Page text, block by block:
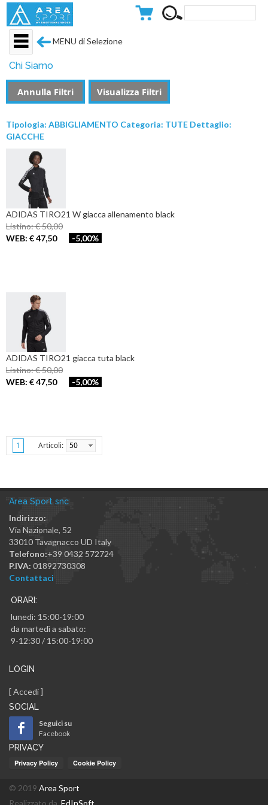
MENU di Selezione
Chi Siamo
Annulla Filtri Visualizza Filtri
Tipologia: ABBIGLIAMENTO Categoria: TUTE Dettaglio:
GIACCHE
ADIDAS TIRO21 W giacca allenamento black
Listino: € 50,00
WEB: € 47,50
-5,00%
ADIDAS TIRO21 giacca tuta black
Listino: € 50,00
WEB: € 47,50
-5,00%
1 Articoli: 50
Area Sport snc
Indirizzo:
Via Nazionale, 52
33010 Tavagnacco UD Italy
Telefono:+39 0432 572724
P.IVA: 01892730308
Contattaci
ORARI:
lunedì: 15:00-19:00
da martedì a sabato:
9-12:30 / 15:00-19:00
LOGIN
[Accedi]
SOCIAL
Seguici su
Facebook
PRIVACY
© 2019 Area Sport
Realizzato da EdInSoft